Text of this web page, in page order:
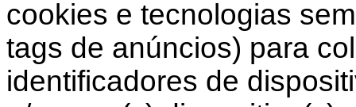
cookies e tecnologias
tags de anúncios) para
identificadores de